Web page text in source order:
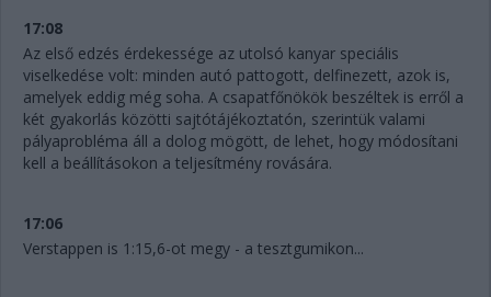
17:08
Az első edzés érdekessége az utolsó kanyar speciális
viselkedése volt: minden autó pattogott, delfinezett, azok is,
amelyek eddig még soha. A csapatfőnökök beszéltek is erről a
két gyakorlás közötti sajtótájékoztatón, szerintük valami
pályaprobléma áll a dolog mögött, de lehet, hogy módosítani
kell a beállításokon a teljesítmény rovására.
17:06
Verstappen is 1:15,6-ot megy - a tesztgumikon...